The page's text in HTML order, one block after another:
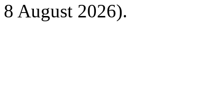
8 August 2026).